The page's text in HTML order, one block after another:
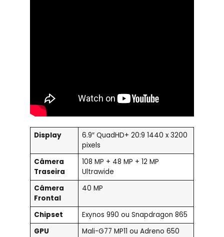
Display
6.9″ QuadHD+ 20:9 1440 x 3200
pixels
Câmera
Traseira
108 MP + 48 MP + 12 MP
Ultrawide
Câmera
Frontal
40 MP
Chipset
Exynos 990 ou Snapdragon 865
GPU
Mali-G77 MP11 ou Adreno 650